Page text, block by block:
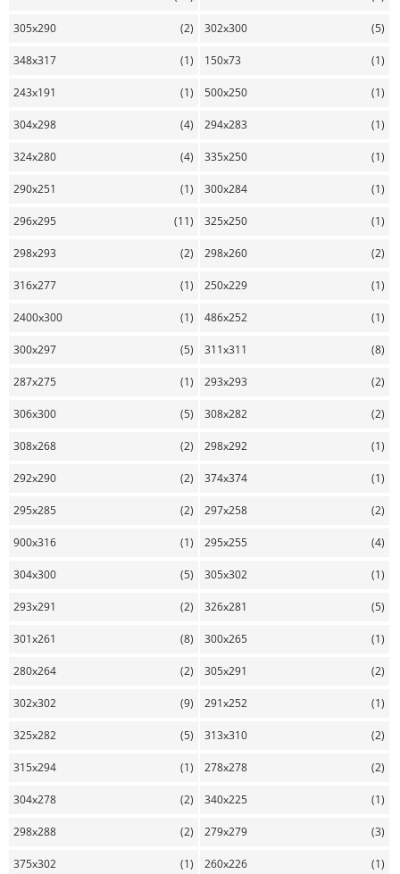
305x290 (2) 302x300 (5)
348x317 (1) 150x73 (1)
243x191 (1) 500x250 (1)
304x298 (4) 294x283 (1)
324x280 (4) 335x250 (1)
290x251 (1) 300x284 (1)
296x295 (11) 325x250 (1)
298x293 (2) 298x260 (2)
316x277 (1) 250x229 (1)
2400x300 (1) 486x252 (1)
300x297 (5) 311x311 (8)
287x275 (1) 293x293 (2)
306x300 (5) 308x282 (2)
308x268 (2) 298x292 (1)
292x290 (2) 374x374 (1)
295x285 (2) 297x258 (2)
900x316 (1) 295x255 (4)
304x300 (5) 305x302 (1)
293x291 (2) 326x281 (5)
301x261 (8) 300x265 (1)
280x264 (2) 305x291 (2)
302x302 (9) 291x252 (1)
325x282 (5) 313x310 (2)
315x294 (1) 278x278 (2)
304x278 (2) 340x225 (1)
298x288 (2) 279x279 (3)
375x302 (1) 260x226 (1)